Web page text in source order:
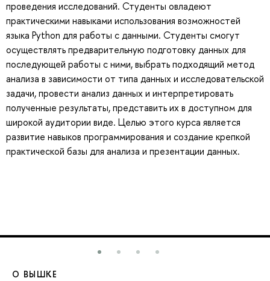
проведения исследований. Студенты овладеют
практическими навыками использования возможностей
языка Python для работы с данными. Студенты смогут
осуществлять предварительную подготовку данных для
последующей работы с ними, выбрать подходящий метод
анализа в зависимости от типа данных и исследовательской
задачи, провести анализ данных и интерпретировать
полученные результаты, представить их в доступном для
широкой аудитории виде. Целью этого курса является
развитие навыков программирования и создание крепкой
практической базы для анализа и презентации данных.
О ВЫШКЕ